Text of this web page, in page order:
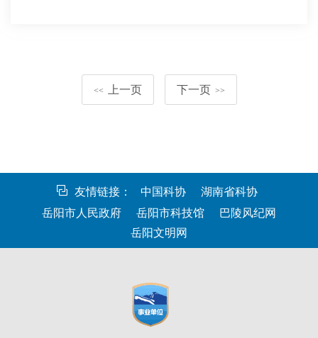
解，让居民积极参与到实践垃圾…
<< 上一页 下一页 >>
友情链接： 中国科协
湖南省科协
岳阳市人民政府
岳阳市科技馆
巴陵风纪网
岳阳文明网